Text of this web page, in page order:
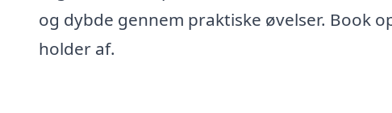
og dybde gennem praktiske øvelser. Book
holder af.